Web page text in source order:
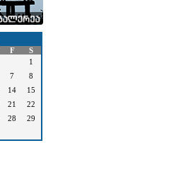
F
S
1
7
8
14
15
21
22
28
29